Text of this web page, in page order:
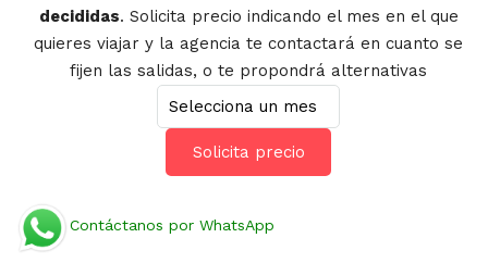
decididas. Solicita precio indicando el mes en el que
quieres viajar y la agencia te contactará en cuanto se
fijen las salidas, o te propondrá alternativas
Solicita precio
Contáctanos por WhatsApp